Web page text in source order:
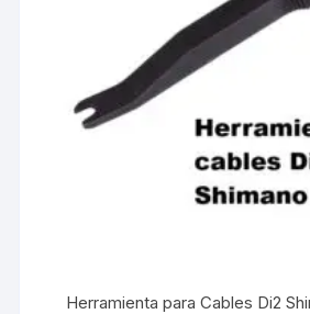
Herramienta para Cables Di2